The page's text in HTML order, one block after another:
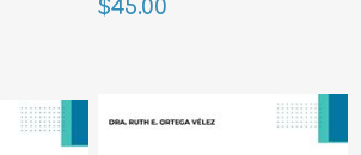
$45.00